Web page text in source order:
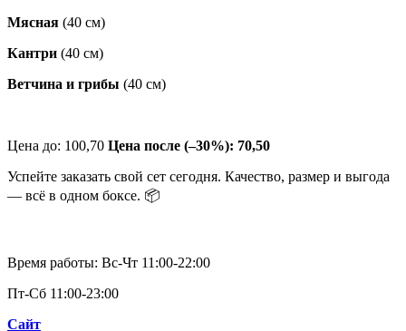
Мясная (40 см)
Кантри (40 см)
Ветчина и грибы (40 см)
Цена до: 100,70 Цена после (–30%): 70,50
Успейте заказать свой сет сегодня. Качество, размер и выгода
— всё в одном боксе. 📦
Время работы: Вс-Чт 11:00-22:00
Пт-Сб 11:00-23:00
Сайт